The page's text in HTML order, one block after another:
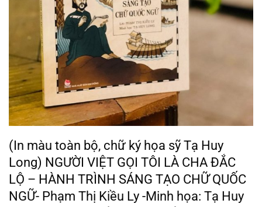
(In màu toàn bộ, chữ ký họa sỹ Tạ Huy
Long) NGƯỜI VIỆT GỌI TÔI LÀ CHA ĐẮC
LỘ – HÀNH TRÌNH SÁNG TẠO CHỮ QUỐC
NGỮ- Phạm Thị Kiều Ly -Minh họa: Tạ Huy